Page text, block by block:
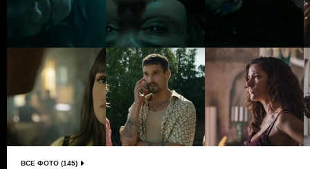
ВСЕ ФОТО (145)